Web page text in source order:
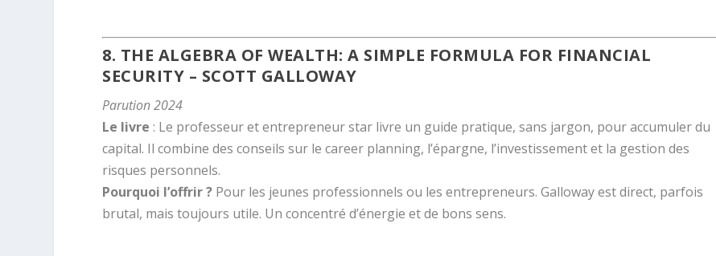
8. THE ALGEBRA OF WEALTH: A SIMPLE FORMULA FOR FINANCIAL
SECURITY – SCOTT GALLOWAY
Parution 2024
Le livre : Le professeur et entrepreneur star livre un guide pratique, sans jargon, pour accumuler du
capital. Il combine des conseils sur le career planning, l’épargne, l’investissement et la gestion des
risques personnels.
Pourquoi l’offrir ? Pour les jeunes professionnels ou les entrepreneurs. Galloway est direct, parfois
brutal, mais toujours utile. Un concentré d’énergie et de bons sens.